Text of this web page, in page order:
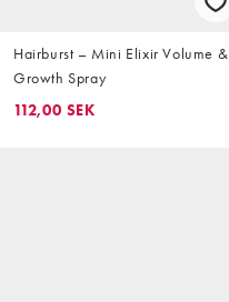
Hairburst – Mini Elixir Volume &
Growth Spray
112,00 SEK